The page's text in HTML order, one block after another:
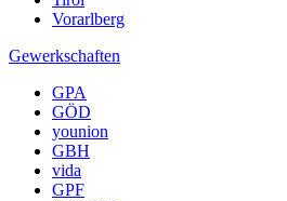
Vorarlberg
Gewerkschaften
GPA
GÖD
younion
GBH
vida
GPF